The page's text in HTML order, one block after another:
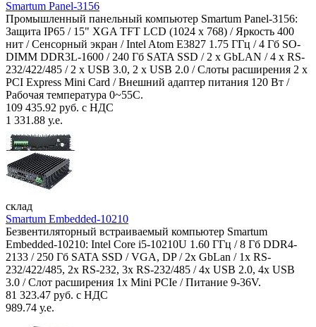
Smartum Panel-3156
Промышленный панельный компьютер Smartum Panel-3156:
Защита IP65 / 15" XGA TFT LCD (1024 x 768) / Яркость 400
нит / Сенсорный экран / Intel Atom E3827 1.75 ГГц / 4 Гб SO-
DIMM DDR3L-1600 / 240 Гб SATA SSD / 2 x GbLAN / 4 x RS-
232/422/485 / 2 x USB 3.0, 2 x USB 2.0 / Слоты расширения 2 x
PCI Express Mini Card / Внешний адаптер питания 120 Вт /
Рабочая температура 0~55C.
109 435.92 руб. с НДС
1 331.88 у.е.
склад
Smartum Embedded-10210
Безвентиляторный встраиваемый компьютер Smartum
Embedded-10210: Intel Core i5-10210U 1.60 ГГц / 8 Гб DDR4-
2133 / 250 Гб SATA SSD / VGA, DP / 2х GbLan / 1х RS-
232/422/485, 2x RS-232, 3x RS-232/485 / 4x USB 2.0, 4х USB
3.0 / Слот расширения 1x Mini PCIe / Питание 9-36V.
81 323.47 руб. с НДС
989.74 у.е.